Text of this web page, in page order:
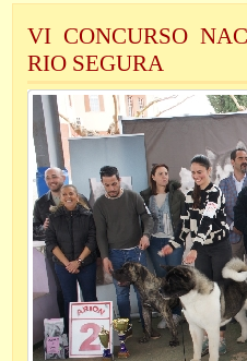
VI CONCURSO
RIO SEGURA